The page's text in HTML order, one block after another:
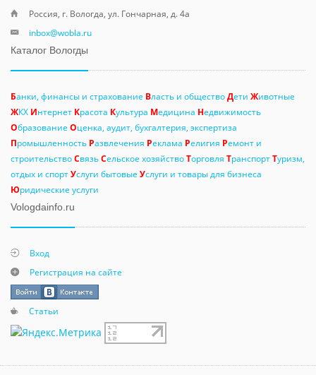
Россия, г. Вологда, ул. Гончарная, д. 4а
inbox@wobla.ru
Каталог Вологды
Банки, финансы и страхование Власть и обществоДети Животные
ЖКХ Интернет Красота Культура Медицина Недвижимость
Образование Оценка, аудит, бухгалтерия, экспертиза
Промышленность Развлечения Реклама Религия Ремонт и
строительствоСвязьСельское хозяйствоТорговля ТранспортТуризм,
отдых и спортУслуги бытовые Услуги и товары для бизнеса
Юридические услуги
Vologdainfo.ru
Вход
Регистрация на сайте
Статьи